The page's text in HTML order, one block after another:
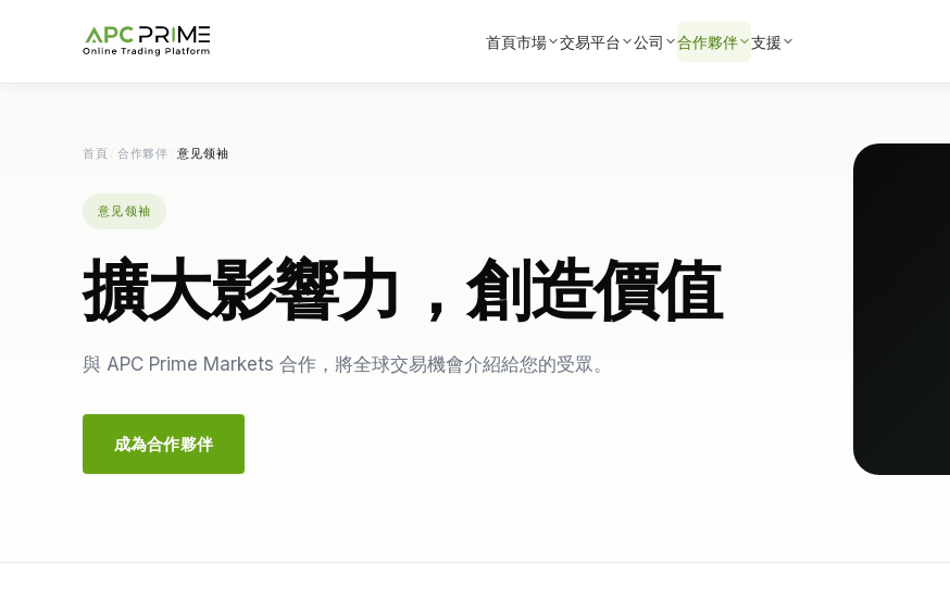
首頁市場 交易平台 公司 合作夥伴 支援
首頁 合作夥伴 /意见领袖
意见领袖
擴大影響力，創造價值
與 APC Prime Markets 合作，將全球交易機會介紹給您的受眾。
成為合作夥伴